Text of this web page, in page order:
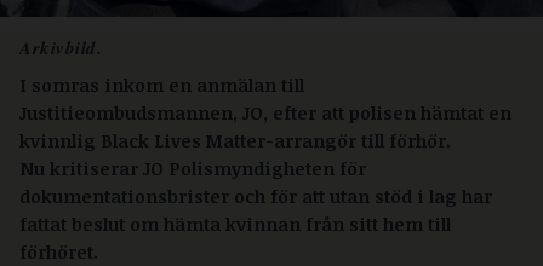
Arkivbild.
I somras inkom en anmälan till
Justitieombudsmannen, JO, efter att polisen hämtat en
kvinnlig Black Lives Matter-arrangör till förhör.
Nu kritiserar JO Polismyndigheten för
dokumentationsbrister och för att utan stöd i lag har
fattat beslut om hämta kvinnan från sitt hem till
förhöret.